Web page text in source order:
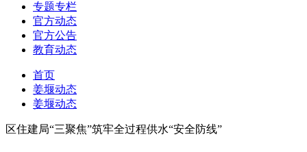
专题专栏
官方动态
官方公告
教育动态
首页
姜堰动态
姜堰动态
区住建局“三聚焦”筑牢全过程供水“安全防线”